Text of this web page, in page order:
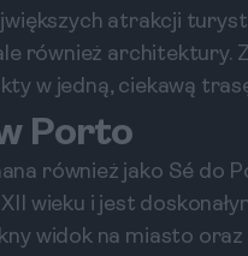
atrakcji
również architektury.
w jedną, ciekawą
Porto
również jako Sé do
wieku i jest
widok na miasto